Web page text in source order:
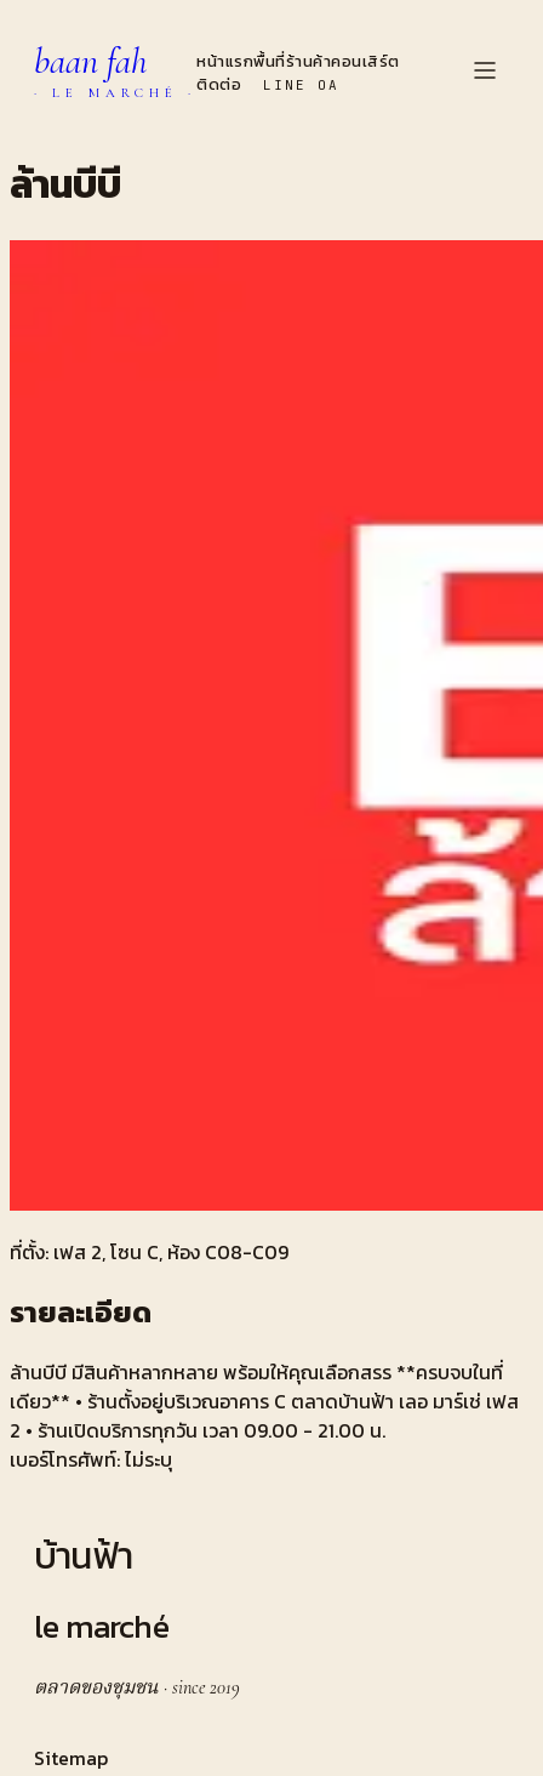
baan fah
· LE MARCHÉ ·
หน้าแรกพื้นที่ร้านค้าคอนเสิร์ต
ติดต่อ
LINE OA
ล้านบีบี
ที่ตั้ง: เฟส 2, โซน C, ห้อง C08-C09
รายละเอียด
ล้านบีบี มีสินค้าหลากหลาย พร้อมให้คุณเลือกสรร **ครบจบในที่
เดียว** • ร้านตั้งอยู่บริเวณอาคาร C ตลาดบ้านฟ้า เลอ มาร์เช่ เฟส
2 • ร้านเปิดบริการทุกวัน เวลา 09.00 - 21.00 น.
เบอร์โทรศัพท์:ไม่ระบุ
บ้านฟ้า
le marché
ตลาดของชุมชน · since 2019
Sitemap